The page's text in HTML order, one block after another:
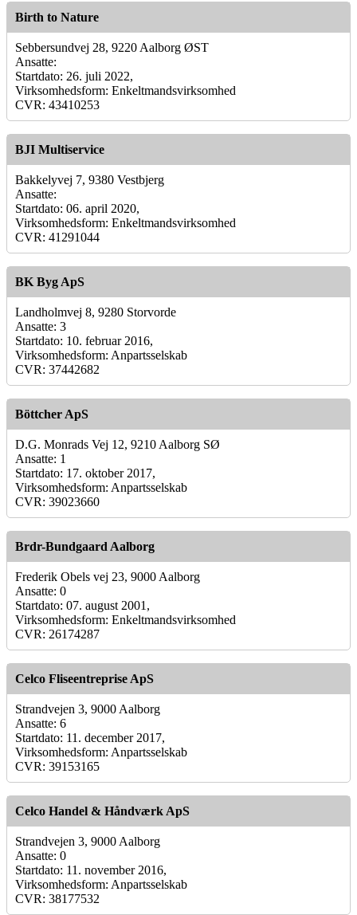
Birth to Nature
Sebbersundvej 28, 9220 Aalborg ØST
Ansatte:
Startdato: 26. juli 2022,
Virksomhedsform: Enkeltmandsvirksomhed
CVR: 43410253
BJI Multiservice
Bakkelyvej 7, 9380 Vestbjerg
Ansatte:
Startdato: 06. april 2020,
Virksomhedsform: Enkeltmandsvirksomhed
CVR: 41291044
BK Byg ApS
Landholmvej 8, 9280 Storvorde
Ansatte: 3
Startdato: 10. februar 2016,
Virksomhedsform: Anpartsselskab
CVR: 37442682
Böttcher ApS
D.G. Monrads Vej 12, 9210 Aalborg SØ
Ansatte: 1
Startdato: 17. oktober 2017,
Virksomhedsform: Anpartsselskab
CVR: 39023660
Brdr-Bundgaard Aalborg
Frederik Obels vej 23, 9000 Aalborg
Ansatte: 0
Startdato: 07. august 2001,
Virksomhedsform: Enkeltmandsvirksomhed
CVR: 26174287
Celco Fliseentreprise ApS
Strandvejen 3, 9000 Aalborg
Ansatte: 6
Startdato: 11. december 2017,
Virksomhedsform: Anpartsselskab
CVR: 39153165
Celco Handel & Håndværk ApS
Strandvejen 3, 9000 Aalborg
Ansatte: 0
Startdato: 11. november 2016,
Virksomhedsform: Anpartsselskab
CVR: 38177532